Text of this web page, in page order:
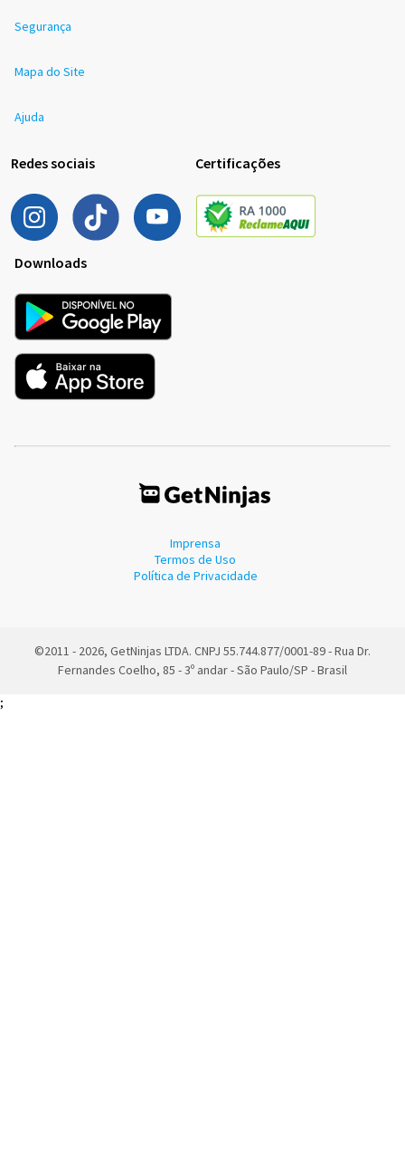
Segurança
Mapa do Site
Ajuda
Redes sociais Certificações
Downloads
Imprensa
Termos de Uso
Política de Privacidade
©2011 - 2026, GetNinjas LTDA. CNPJ 55.744.877/0001-89 - Rua Dr.
Fernandes Coelho, 85 - 3º andar - São Paulo/SP - Brasil
;